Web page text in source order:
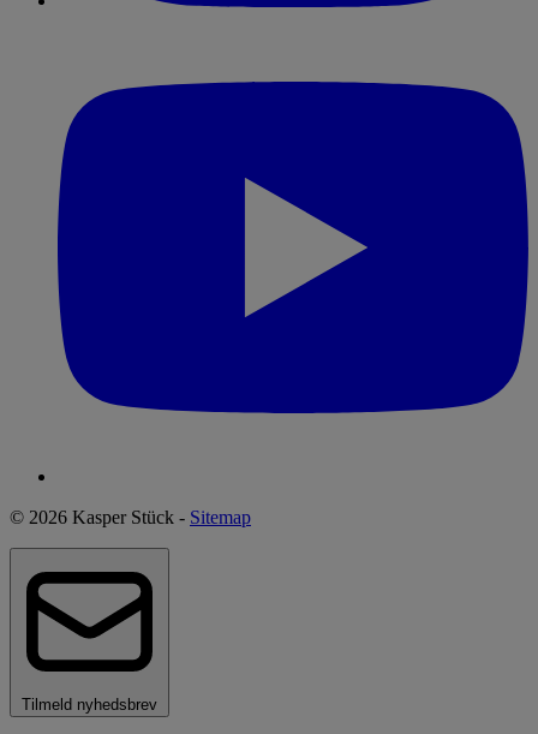
© 2026 Kasper Stück - Sitemap
Tilmeld nyhedsbrev